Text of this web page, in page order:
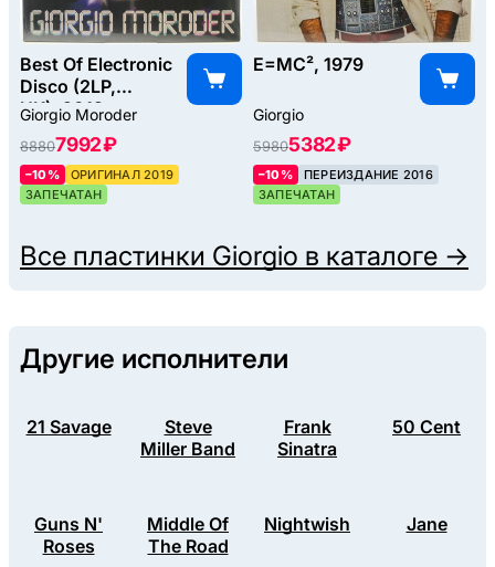
Best Of Electronic
Disco (2LP,
UK), 2019
Giorgio Moroder
88807992 ₽
–10%
ОРИГИНАЛ 2019
ЗАПЕЧАТАН
E=MC², 1979
Giorgio
59805382 ₽
–10%
ПЕРЕИЗДАНИЕ 2016
ЗАПЕЧАТАН
Все пластинки Giorgio в каталоге →
Другие исполнители
21 Savage
Steve
Miller Band
Frank
Sinatra
50 Cent
Guns N'
Roses
Middle Of
The Road
Nightwish Jane